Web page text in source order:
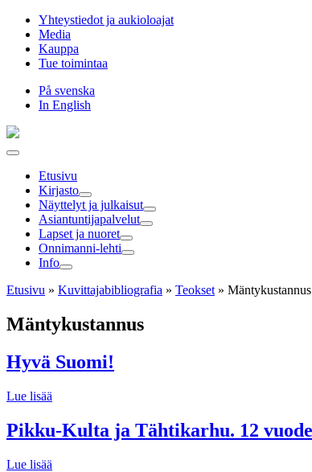
Hyppää
sisältöön
Yhteystiedot ja aukioloajat
Media
Kauppa
Tue toimintaa
På svenska
In English
Etusivu
Kirjasto
Näyttelyt ja julkaisut
Asiantuntija­palvelut
Lapset ja nuoret
Onnimanni-lehti
Info
Etusivu » Kuvittaja­bibliografia » Teokset » Mäntykustannus
Mäntykustannus
Hyvä Suomi!
Lue lisää
Pikku-Kulta ja Tähtikarhu. 12
Lue lisää